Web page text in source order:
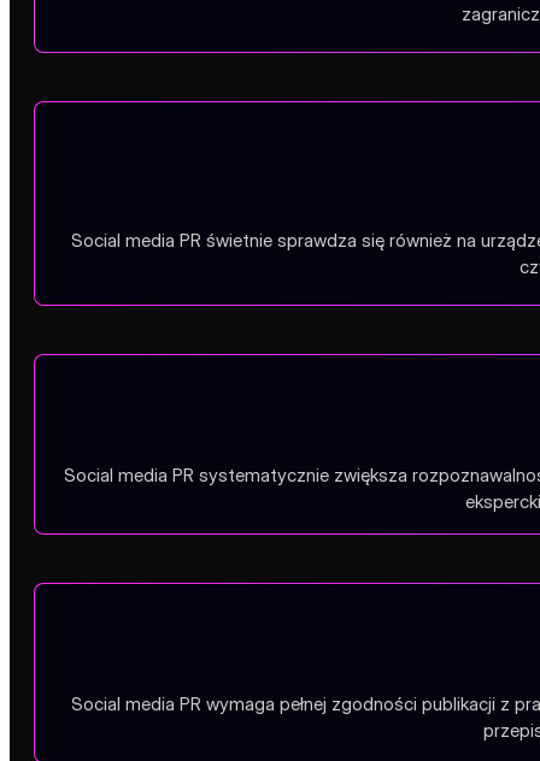
Social media PR świetnie sprawdza się również na
Social media PR systematycznie zwiększa
Social media PR wymaga pełnej zgodności publikacji z